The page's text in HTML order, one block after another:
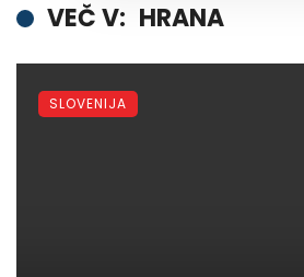
VEČ V: HRANA
SLOVENIJA